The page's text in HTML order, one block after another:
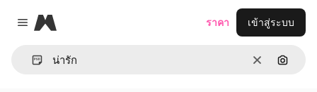
Close menu
Magnific
ชัดเจนค้นหา
ราคา เข้าสู่ระบบ